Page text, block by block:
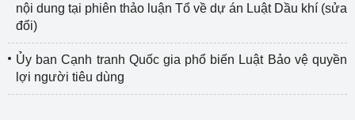
nội dung tại phiên thảo luận Tổ về dự án Luật Dầu khí (sửa
đổi)
Ủy ban Cạnh tranh Quốc gia phổ biến Luật Bảo vệ quyền
lợi người tiêu dùng